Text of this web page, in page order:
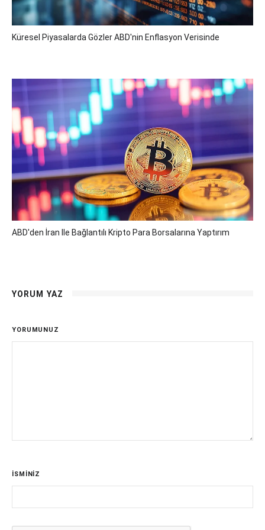
Küresel Piyasalarda Gözler ABD'nin Enflasyon Verisinde
ABD'den İran Ile Bağlantılı Kripto Para Borsalarına Yaptırım
YORUM YAZ
YORUMUNUZ
İSMİNİZ